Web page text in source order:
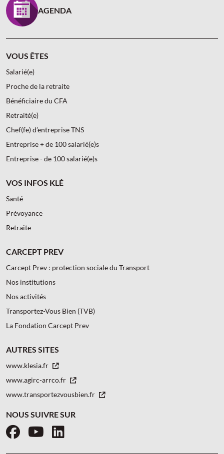
AGENDA
VOUS ÊTES
Salarié(e)
Proche de la retraite
Bénéficiaire du CFA
Retraité(e)
Chef(fe) d’entreprise TNS
Entreprise + de 100 salarié(e)s
Entreprise - de 100 salarié(e)s
VOS INFOS KLÉ
Santé
Prévoyance
Retraite
CARCEPT PREV
Carcept Prev : protection sociale du Transport
Nos institutions
Nos activités
Transportez-Vous Bien (TVB)
La Fondation Carcept Prev
AUTRES SITES
www.klesia.fr
www.agirc-arrco.fr
www.transportezvousbien.fr
NOUS SUIVRE SUR
Facebook YouTube